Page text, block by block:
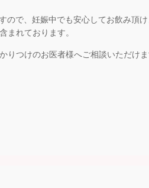
で、妊娠中でも安心してお飲み頂
まれております。
りつけのお医者様へご相談いただけ